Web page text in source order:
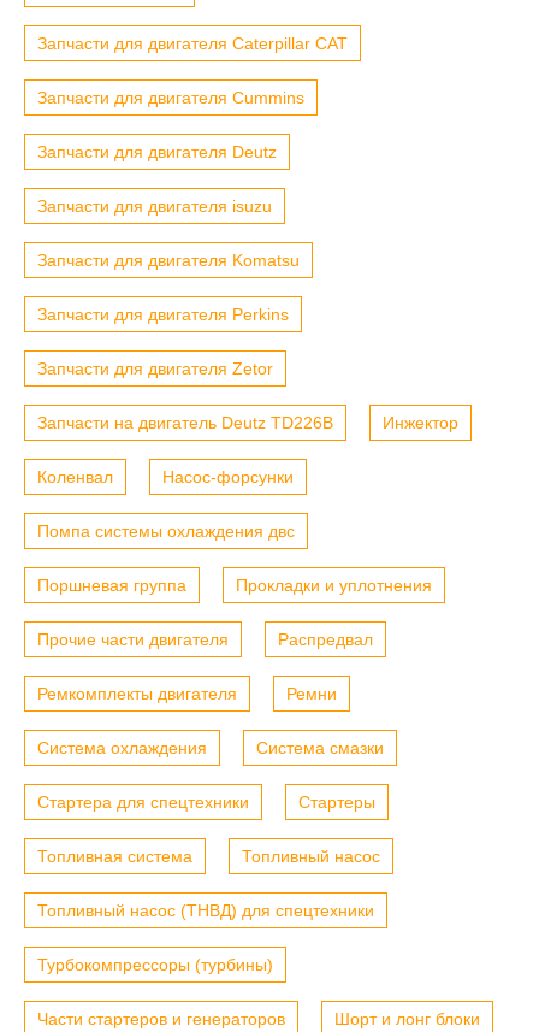
Запчасти для двигателя Caterpillar CAT
Запчасти для двигателя Cummins
Запчасти для двигателя Deutz
Запчасти для двигателя isuzu
Запчасти для двигателя Komatsu
Запчасти для двигателя Perkins
Запчасти для двигателя Zetor
Запчасти на двигатель Deutz TD226B Инжектор
Коленвал Насос-форсунки
Помпа системы охлаждения двс
Поршневая группа Прокладки и уплотнения
Прочие части двигателя Распредвал
Ремкомплекты двигателя Ремни
Система охлаждения Система смазки
Стартера для спецтехники Стартеры
Топливная система Топливный насос
Топливный насос (ТНВД) для спецтехники
Турбокомпрессоры (турбины)
Части стартеров и генераторов Шорт и лонг блоки